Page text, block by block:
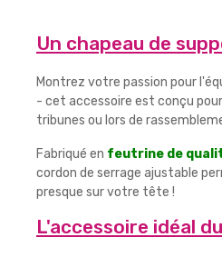
Un chapeau de
Montrez votre passion pour
- cet accessoire est conçu
tribunes ou lors de
Fabriqué en feutrine de
cordon de serrage ajustable
presque sur votre tête !
L'accessoire idéal